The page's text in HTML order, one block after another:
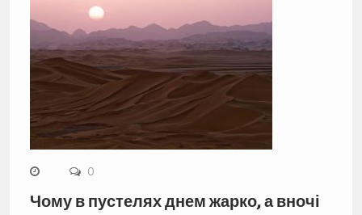
0
Чому в пустелях днем жарко, а вночі